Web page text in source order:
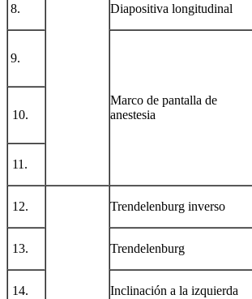
8. Diapositiva longitudinal
9.
Marco de pantalla de
anestesia
10.
11.
12. Trendelenburg inverso
13. Trendelenburg
14. Inclinación a la izquierda